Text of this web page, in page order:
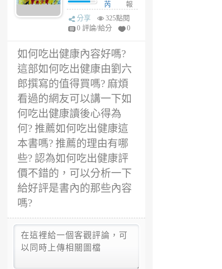
芮
兒
1
報
分享
325點閱
0 評論/給分
0
如何吃出健康內容好嗎?
這部如何吃出健康由劉六
郎撰寫的值得買嗎? 麻煩
看過的網友可以講一下如
何吃出健康讀後心得為
何? 推薦如何吃出健康這
本書嗎? 推薦的理由有哪
些? 認為如何吃出健康評
價不錯的，可以分析一下
給好評是書內的那些內容
嗎?